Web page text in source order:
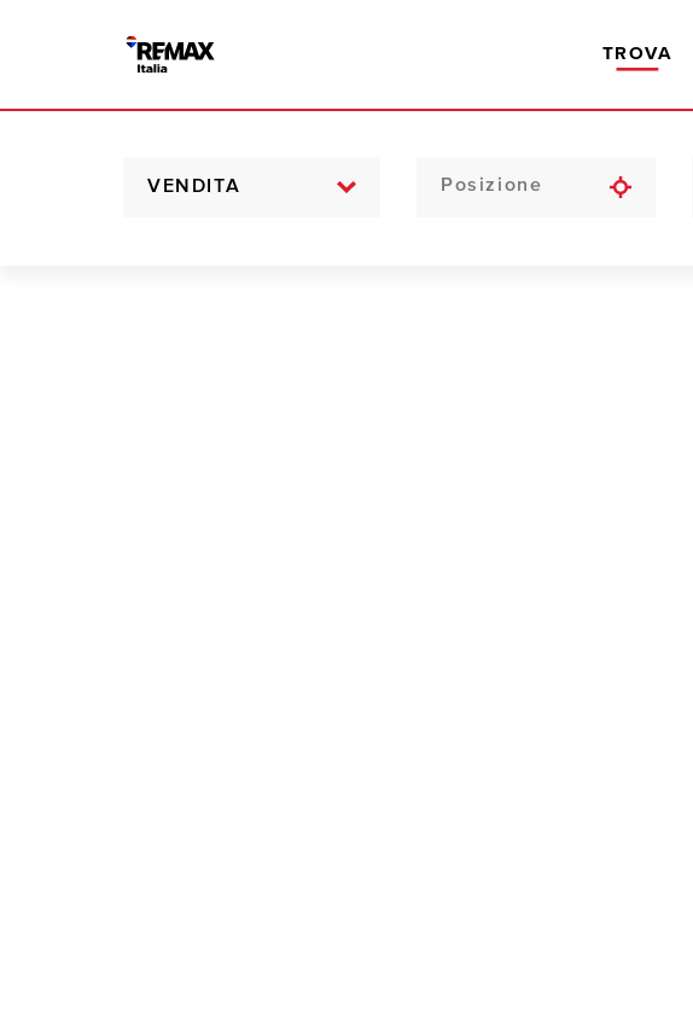
TROVA
VENDITA